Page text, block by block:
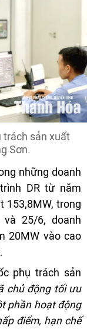
trách sản xuất
Sơn.
những doanh
DR từ năm
153,8MW, trong
25/6, doanh
20MW vào cao
phụ trách sản
chủ động tối ưu
phần hoạt động
điểm, hạn chế